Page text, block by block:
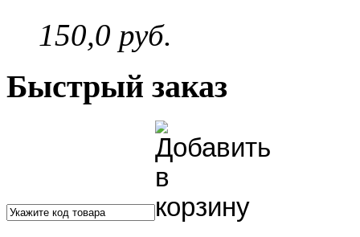
150,0 руб.
Быстрый заказ